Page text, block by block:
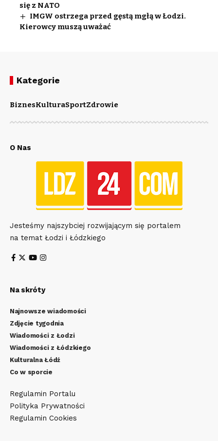
się z NATO
IMGW ostrzega przed gęstą mgłą w Łodzi.
Kierowcy muszą uważać
Kategorie
BiznesKulturaSportZdrowie
O Nas
Jesteśmy najszybciej rozwijającym się portalem
na temat Łodzi i Łódzkiego
Na skróty
Najnowsze wiadomości
Zdjęcie tygodnia
Wiadomości z Łodzi
Wiadomości z Łódzkiego
Kulturalna Łódź
Co w sporcie
Regulamin Portalu
Polityka Prywatności
Regulamin Cookies